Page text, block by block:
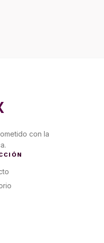
con la